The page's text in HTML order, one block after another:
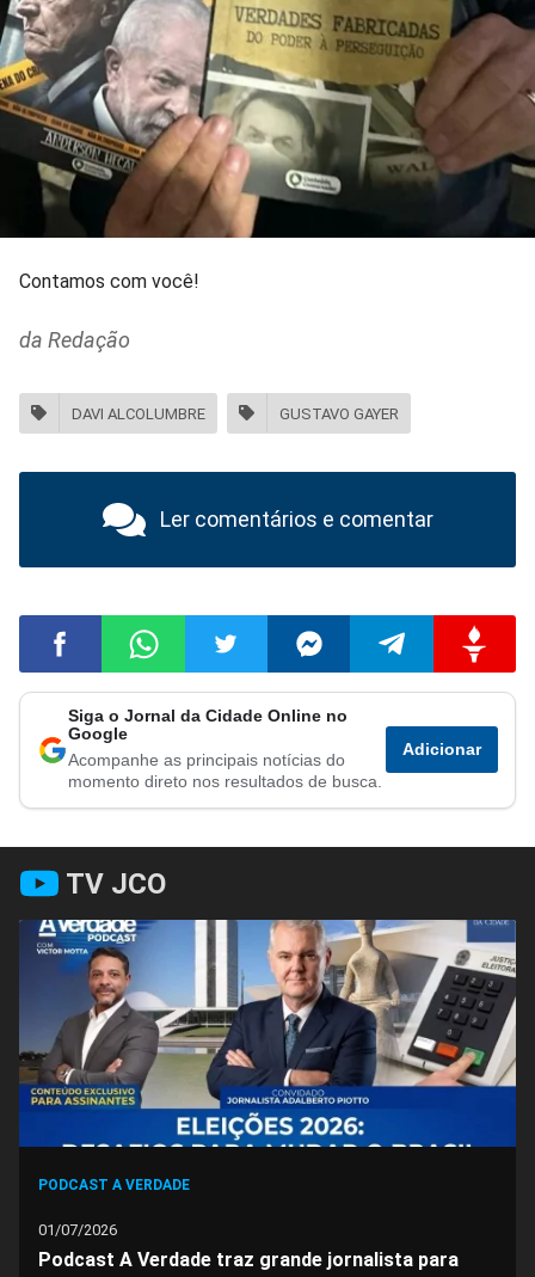
Contamos com você!
da Redação
DAVI ALCOLUMBRE GUSTAVO GAYER
Ler comentários e comentar
Compartilhar
no
Facebook
Compartilhar
no
Whatsapp
Compartilhar
no
Twitter
Compartilhar
no
Messenger
Compartilhar
no
Telegram
no
Gettr
Siga o Jornal da Cidade Online no
Google
Acompanhe as principais notícias do
momento direto nos resultados de busca.
Adicionar
TV JCO
PODCAST A VERDADE
01/07/2026
Podcast A Verdade traz grande jornalista para